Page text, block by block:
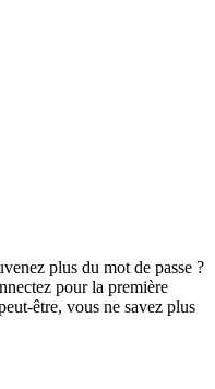
plus du mot de passe ?
pour la première
être, vous ne savez plus